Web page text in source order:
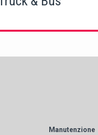
Manutenzione